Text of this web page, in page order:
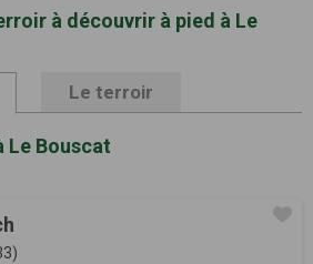
à découvrir à pied à Le
Le terroir
Le Bouscat